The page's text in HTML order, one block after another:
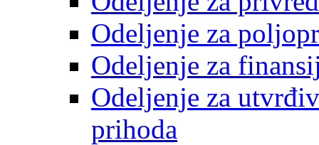
Odeljenje za
Odeljenje za
Odeljenje za
prihoda